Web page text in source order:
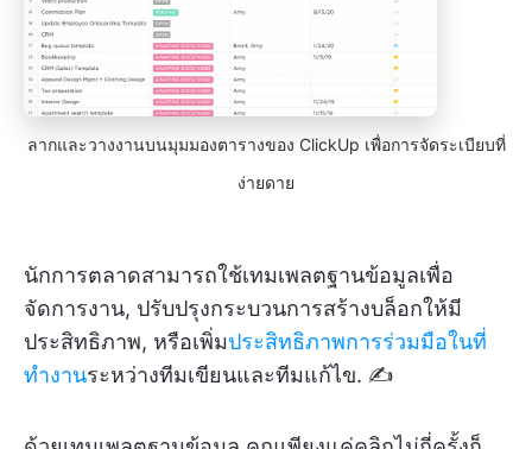
ลากและวางงานบนมุมมองตารางของ ClickUp เพื่อการจัดระเบียบที่
ง่ายดาย
นักการตลาดสามารถใช้เทมเพลตฐานข้อมูลเพื่อ
จัดการงาน, ปรับปรุงกระบวนการสร้างบล็อกให้มี
ประสิทธิภาพ, หรือเพิ่มประสิทธิภาพการร่วมมือในที่
ทำงานระหว่างทีมเขียนและทีมแก้ไข. ✍️